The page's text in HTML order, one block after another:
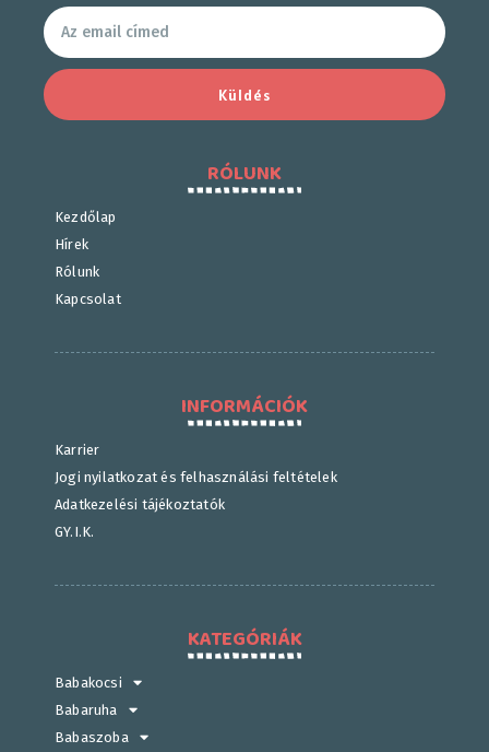
Küldés
RÓLUNK
Kezdőlap
Hírek
Rólunk
Kapcsolat
INFORMÁCIÓK
Karrier
Jogi nyilatkozat és felhasználási feltételek
Adatkezelési tájékoztatók
GY.I.K.
KATEGÓRIÁK
Babakocsi
Babaruha
Babaszoba